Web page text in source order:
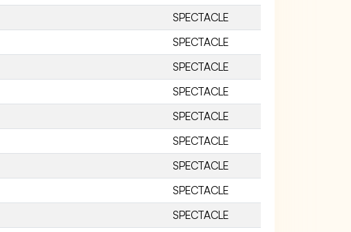
SPECTACLE
SPECTACLE
SPECTACLE
SPECTACLE
SPECTACLE
SPECTACLE
SPECTACLE
SPECTACLE
SPECTACLE